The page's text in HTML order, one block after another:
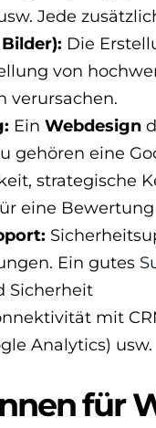
Jede
Die
von
verursachen.
EinWebdesign
gehören eine
strategische
eine
Ein gutes
Sicherheit
mit
Analytics) usw.
für